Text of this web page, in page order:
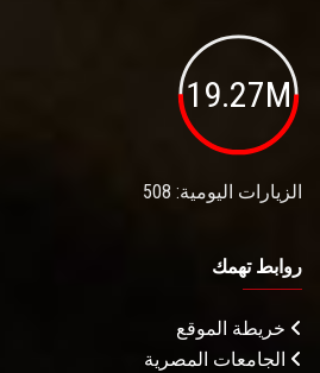
19.27M
الزيارات اليومية: 508
روابط تهمك
خريطة الموقع
الجامعات المصرية